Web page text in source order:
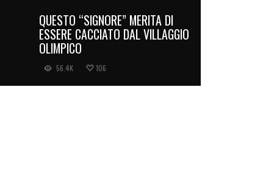
QUESTO “SIGNORE” MERITA DI
ESSERE CACCIATO DAL VILLAGGIO
OLIMPICO
56.4K 106